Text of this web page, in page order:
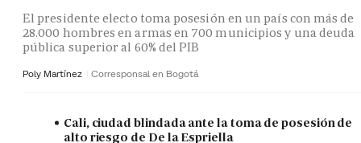
El presidente electo toma posesión en un país con más de
28.000 hombres en armas en 700 municipios y una deuda
pública superior al 60% del PIB
Poly Martínez Corresponsal en Bogotá
Cali, ciudad blindada ante la toma de posesión de
alto riesgo de De la Espriella